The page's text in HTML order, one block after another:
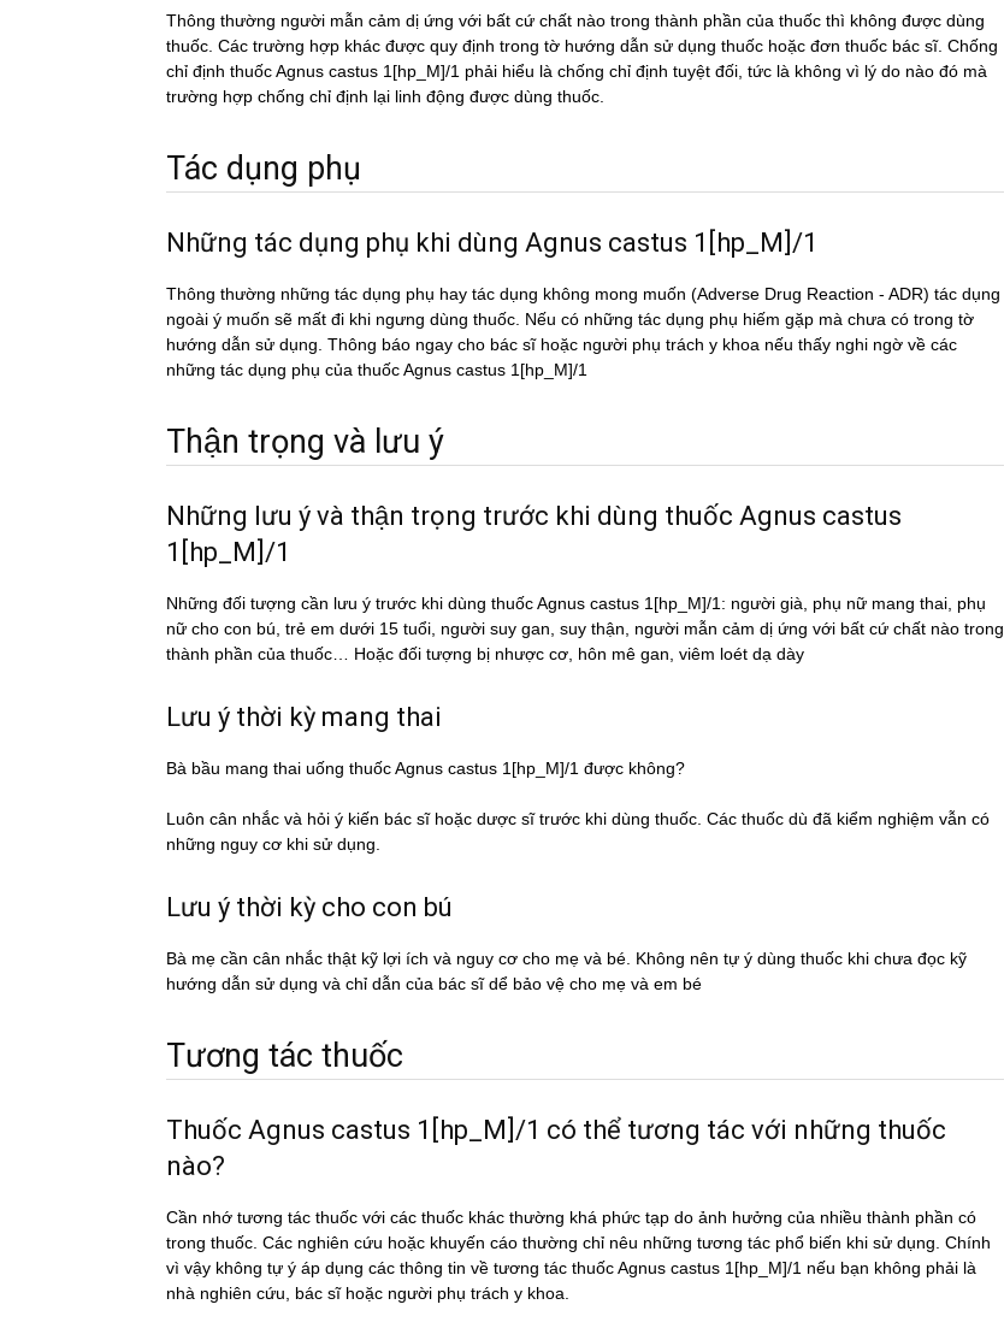
Thông thường người mẫn cảm dị ứng với bất cứ chất nào trong thành phần của thuốc thì không được dùng
thuốc. Các trường hợp khác được quy định trong tờ hướng dẫn sử dụng thuốc hoặc đơn thuốc bác sĩ. Chống
chỉ định thuốc Agnus castus 1[hp_M]/1 phải hiểu là chống chỉ định tuyệt đối, tức là không vì lý do nào đó mà
trường hợp chống chỉ định lại linh động được dùng thuốc.
Tác dụng phụ
Những tác dụng phụ khi dùng Agnus castus 1[hp_M]/1
Thông thường những tác dụng phụ hay tác dụng không mong muốn (Adverse Drug Reaction - ADR) tác dụng
ngoài ý muốn sẽ mất đi khi ngưng dùng thuốc. Nếu có những tác dụng phụ hiếm gặp mà chưa có trong tờ
hướng dẫn sử dụng. Thông báo ngay cho bác sĩ hoặc người phụ trách y khoa nếu thấy nghi ngờ về các
những tác dụng phụ của thuốc Agnus castus 1[hp_M]/1
Thận trọng và lưu ý
Những lưu ý và thận trọng trước khi dùng thuốc Agnus castus
1[hp_M]/1
Những đối tượng cần lưu ý trước khi dùng thuốc Agnus castus 1[hp_M]/1: người già, phụ nữ mang thai, phụ
nữ cho con bú, trẻ em dưới 15 tuổi, người suy gan, suy thận, người mẫn cảm dị ứng với bất cứ chất nào trong
thành phần của thuốc… Hoặc đối tượng bị nhược cơ, hôn mê gan, viêm loét dạ dày
Lưu ý thời kỳ mang thai
Bà bầu mang thai uống thuốc Agnus castus 1[hp_M]/1 được không?
Luôn cân nhắc và hỏi ý kiến bác sĩ hoặc dược sĩ trước khi dùng thuốc. Các thuốc dù đã kiểm nghiệm vẫn có
những nguy cơ khi sử dụng.
Lưu ý thời kỳ cho con bú
Bà mẹ cần cân nhắc thật kỹ lợi ích và nguy cơ cho mẹ và bé. Không nên tự ý dùng thuốc khi chưa đọc kỹ
hướng dẫn sử dụng và chỉ dẫn của bác sĩ dể bảo vệ cho mẹ và em bé
Tương tác thuốc
Thuốc Agnus castus 1[hp_M]/1 có thể tương tác với những thuốc
nào?
Cần nhớ tương tác thuốc với các thuốc khác thường khá phức tạp do ảnh hưởng của nhiều thành phần có
trong thuốc. Các nghiên cứu hoặc khuyến cáo thường chỉ nêu những tương tác phổ biến khi sử dụng. Chính
vì vậy không tự ý áp dụng các thông tin về tương tác thuốc Agnus castus 1[hp_M]/1 nếu bạn không phải là
nhà nghiên cứu, bác sĩ hoặc người phụ trách y khoa.